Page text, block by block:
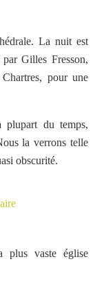
La nuit est
Gilles Fresson,
pour une
du temps,
la verrons telle
obscurité.
plus vaste église